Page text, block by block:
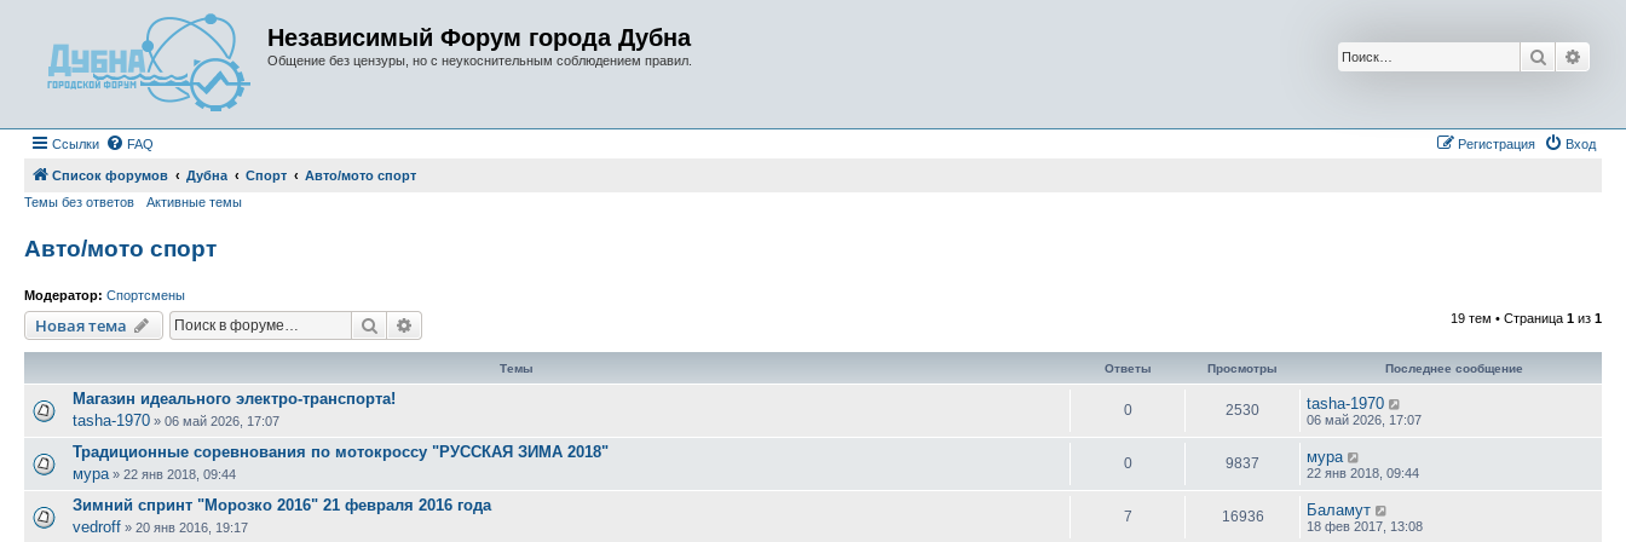
Независимый Форум города Дубна
Общение без цензуры, но с неукоснительным соблюдением правил. Поиск
Ссылки FAQ Вход
Регистрация
Список форумов Дубна Спорт
Авто/мото спорт
Темы без ответов
Активные темы
Авто/мото спорт
Модератор: Спортсмены
Новая тема Поиск 19 тем • Страница 1 из 1
Темы Ответы Просмотры Последнее сообщение
Магазин идеального электро-транспорта!
tasha-1970 » 06 май 2026, 17:07
0 2530 tasha-1970
06 май 2026, 17:07
Традиционные соревнования по мотокроссу "РУССКАЯ ЗИМА 2018"
мура » 22 янв 2018, 09:44
0 9837 мура
22 янв 2018, 09:44
Зимний спринт "Морозко 2016" 21 февраля 2016 года
vedroff » 20 янв 2016, 19:17
7 16936 Баламут
18 фев 2017, 13:08